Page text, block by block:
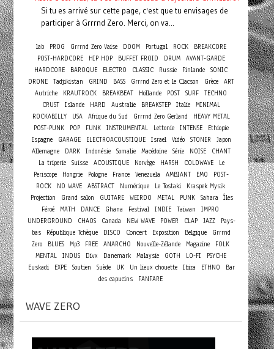
Si tu es arrivé sur cette page, c'est que tu envisages de
participer à Grrrnd Zero. Merci, on va...
lab PROG Grrrnd Zero Vaise DOOM Portugal ROCK
BREAKCORE
POST-HARDCORE
HIP HOP BUFFET FROID DRUM
AVANT-GARDE
HARDCORE
BAROQUE ELECTRO CLASSIC Russie Finlande SONIC
DRONE
Tadjikistan GRIND BASS Grrrnd Zero et le Clacson Grèce
ART
Autriche
KRAUTROCK BREAKBEAT Hollande POST SURF TECHNO
CRUST
Islande HARD Australie BREAKSTEP Italie
MINIMAL
ROCKABILLY
USA Afrique du Sud Grrrnd Zero Gerland
HEAVY METAL
POST-PUNK
POP FUNK INSTRUMENTAL Lettonie INTENSE
Ethiopie
Espagne
GARAGE ELECTROACOUSTIQUE Israel Vidéo STONER
Japon
Allemagne
DARK Indonésie Somalie Macédoine Série NOISE
CHANT
La triperie Suisse ACOUSTIQUE Norvège HARSH COLDWAVE
Le
Periscope
Hongrie Pologne France Venezuela AMBIANT EMO
POST-
ROCK
NO WAVE ABSTRACT Numérique Le Tostaki
Kraspek Mysik
Projection
Grand salon GUITARE WEIRDO METAL PUNK Sahara Îles
Féroé MATH DANCE Ghana Festival INDIE Taiwan
IMPRO
UNDERGROUND
CHAOS Canada NEW WAVE POWER CLAP JAZZ
Pays-
bas
République Tchèque DISCO Concert Exposition Belgique
Grrrnd
Zero
BLUES Mp3 FREE ANARCHO Nouvelle-Zélande Magazine
FOLK
MENTAL INDUS Divx Danemark Malaysie GOTH LO-FI
PSYCHE
Euskadi
EXPE Soutien Suède UK Un lieux chouette Ibiza ETHNO
Bar
des capucins
FANFARE
WAVE ZERO